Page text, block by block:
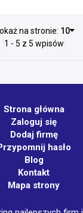
na stronie: 10
1 - 5 z 5 wpisów
Strona główna
Zaloguj się
Dodaj firmę
hasło
Blog
Kontakt
Mapa strony